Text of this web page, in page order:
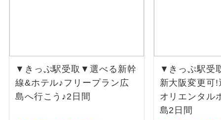
▼きっぷ駅受取▼選べる新幹
線&ホテル♪フリープラン広
島へ行こう♪2日間
▼きっぷ駅受
新大阪変更可
オリエンタル
島2日間